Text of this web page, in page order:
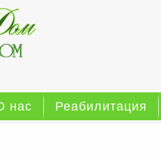
нас Реабилитация